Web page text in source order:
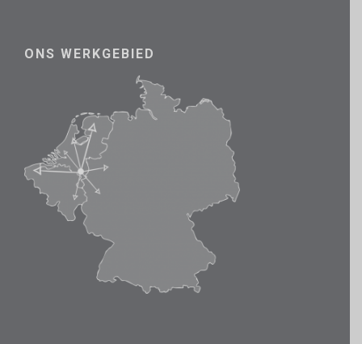
ONS WERKGEBIED